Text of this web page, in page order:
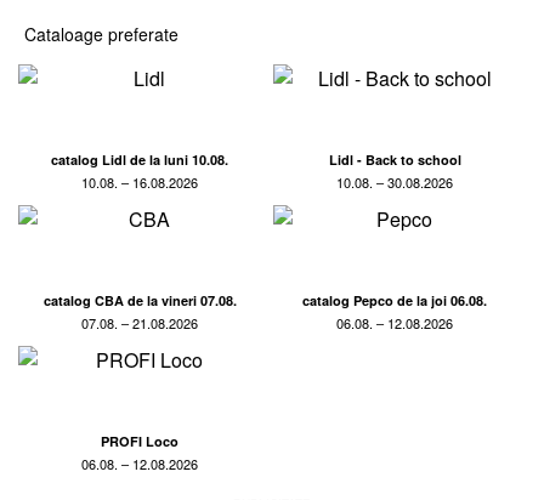
Cataloage preferate
catalog Lidl de la luni 10.08.
10.08. – 16.08.2026
Lidl - Back to school
10.08. – 30.08.2026
catalog CBA de la vineri 07.08.
07.08. – 21.08.2026
catalog Pepco de la joi 06.08.
06.08. – 12.08.2026
PROFI Loco
06.08. – 12.08.2026